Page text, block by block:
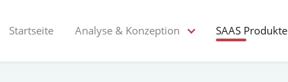
Startseite Analyse & Konzeption SAAS Produkte